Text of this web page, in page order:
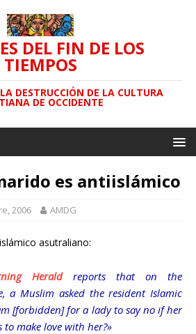
DEL FIN DE LOS
TIEMPOS
DESTRUCCIÓN DE LA CULTURA
DE OCCIDENTE
es antiislámico
2006 AMDG
asutraliano:
Heraldreports that on the
a Muslim asked the resident Islamic
[forbidden] for a lady to say no if her
make love with her?»